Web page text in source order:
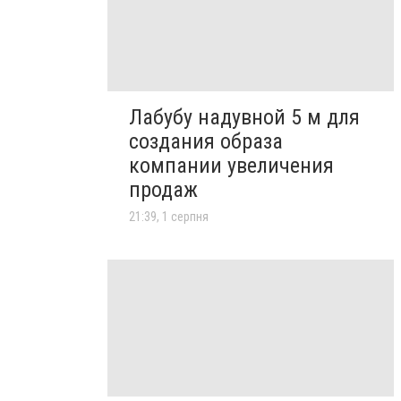
Лабубу надувной 5 м для
создания образа
компании увеличения
продаж
21:39, 1 серпня